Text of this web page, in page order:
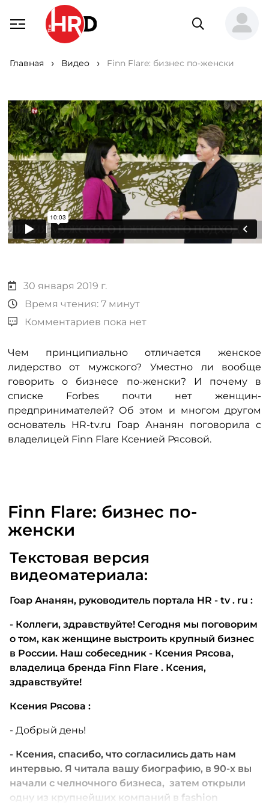
Главная Видео Finn Flare: бизнес по-женски
30 января 2019 г.
Время чтения: 7 минут
Комментариев пока нет
Чем принципиально отличается женское
лидерство от мужского? Уместно ли вообще
говорить о бизнесе по-женски? И почему в
списке Forbes почти нет женщин-
предпринимателей? Об этом и многом другом
основатель HR-tv.ru Гоар Ананян поговорила с
владелицей Finn Flare Ксенией Рясовой.
Finn Flare: бизнес по-
женски
Текстовая версия
видеоматериала:
Гоар Ананян, руководитель портала HR - tv. ru :
- Коллеги, здравствуйте! Сегодня мы поговорим
о том, как женщине выстроить крупный бизнес
в России. Наш собеседник - Ксения Рясова,
владелица бренда Finn Flare . Ксения,
здравствуйте!
Ксения Рясова :
- Добрый день!
- Ксения, спасибо, что согласились дать нам
интервью. Я читала вашу биографию, в 90-х вы
начали с челночного бизнеса, затем открыли
одну из крупнейших компаний в fashion